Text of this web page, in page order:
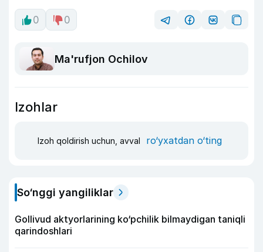
0 0
Ma'rufjon Ochilov
Izohlar
Izoh qoldirish uchun, avval ro‘yxatdan o‘ting
So‘nggi yangiliklar
Gollivud aktyorlarining ko‘pchilik bilmaydigan taniqli
qarindoshlari